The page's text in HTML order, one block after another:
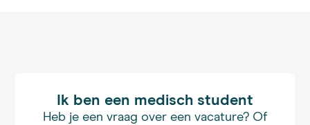
Ik ben een medisch student
Heb je een vraag over een vacature? Of